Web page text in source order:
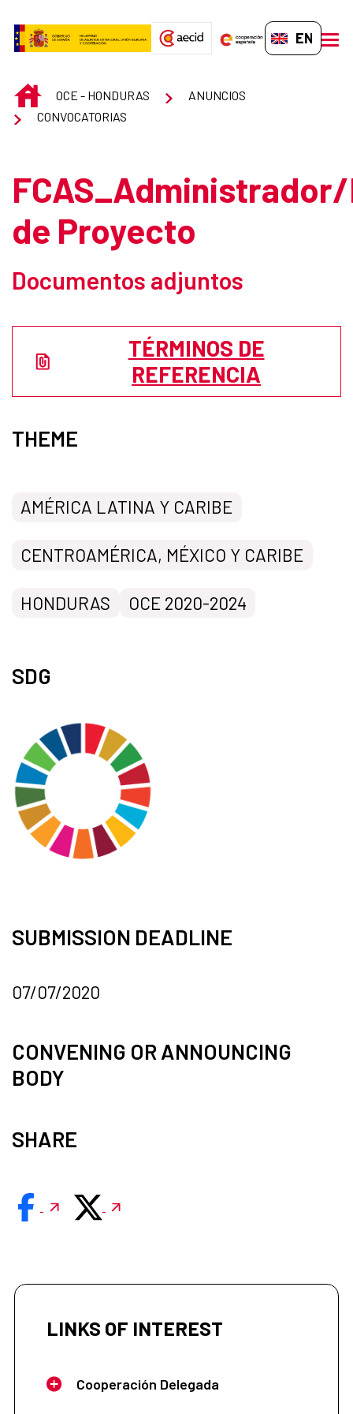
EN-GB
INICIOOCE - HONDURAS
ANUNCIOS
CONVOCATORIAS
de Proyecto
Documentos adjuntos
TÉRMINOS DE
REFERENCIA
THEME
AMÉRICA LATINA Y CARIBE
CENTROAMÉRICA, MÉXICO Y CARIBE
HONDURAS OCE 2020-2024
SDG
SUBMISSION DEADLINE
07/07/2020
CONVENING OR ANNOUNCING
BODY
SHARE
LINKS OF INTEREST
Cooperación Delegada